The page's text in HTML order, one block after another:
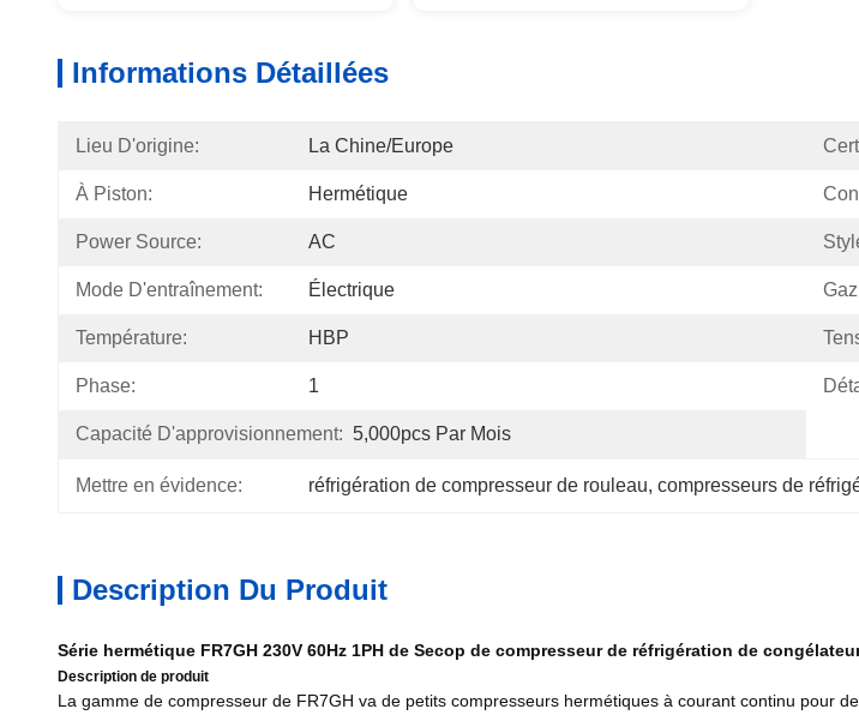
Informations Détaillées
Lieu D'origine: La Chine/Europe
À Piston: Hermétique
Power Source: AC
Mode D'entraînement: Électrique
Température: HBP
Phase: 1
Capacité D'approvisionnement: 5,000pcs Par Mois
Mettre en évidence: réfrigération de compresseur de rouleau, compresseurs de
Description Du Produit
Série hermétique FR7GH 230V 60Hz 1PH de Secop de compresseur de réfrigération de
Description de produit
La gamme de compresseur de FR7GH va de petits compresseurs hermétiques à courant continu pour